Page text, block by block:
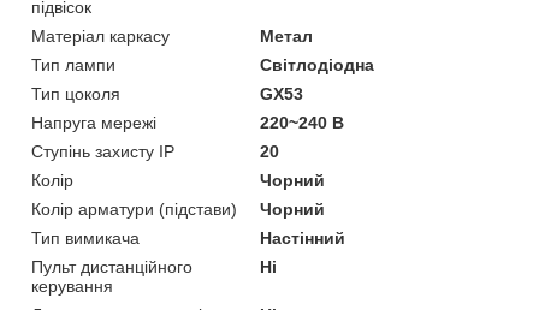
підвісок
Матеріал каркасу
Метал
Тип лампи
Світлодіодна
Тип цоколя
GX53
Напруга мережі
220~240 В
Ступінь захисту IP
20
Колір
Чорний
Колір арматури (підстави)
Чорний
Тип вимикача
Настінний
Пульт дистанційного
керування
Ні